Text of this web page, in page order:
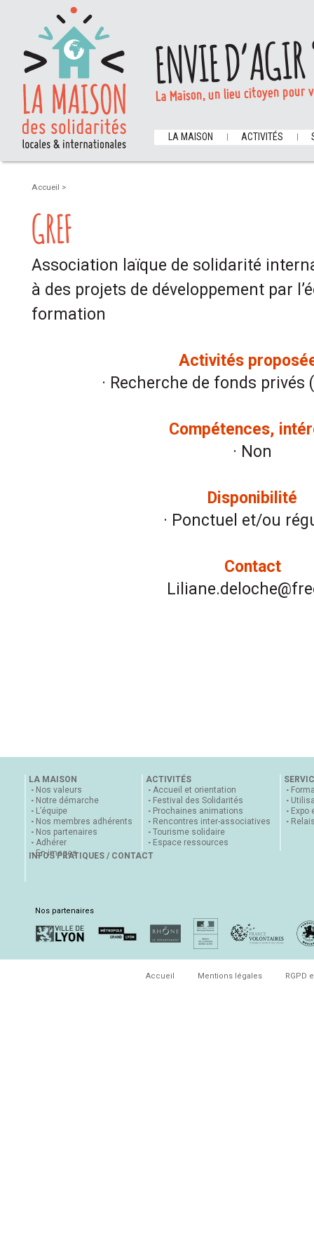
ENVIE
La Maison, un lieu citoyen
LA MAISON ACTIVITÉS
Accueil >
GREF
Association laïque de solidarité
à des projets de développement par
formation
Activités
· Recherche de fonds privés
Compétences,
· Non
Disponibilité
· Ponctuel et/ou
Contact
LA MAISON
Nos valeurs
Notre démarche
L’équipe
Nos membres adhérents
Nos partenaires
Adhérer
En images
ACTIVITÉS
Accueil et orientation
Festival des Solidarités
Prochaines animations
Rencontres inter-associatives
Tourisme solidaire
Espace ressources
Expo
INFOS PRATIQUES / CONTACT
Nos partenaires
Accueil Mentions légales RGPD